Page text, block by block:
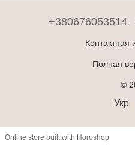
+380676053514
Полная
©
Укр
Online store built with Horoshop